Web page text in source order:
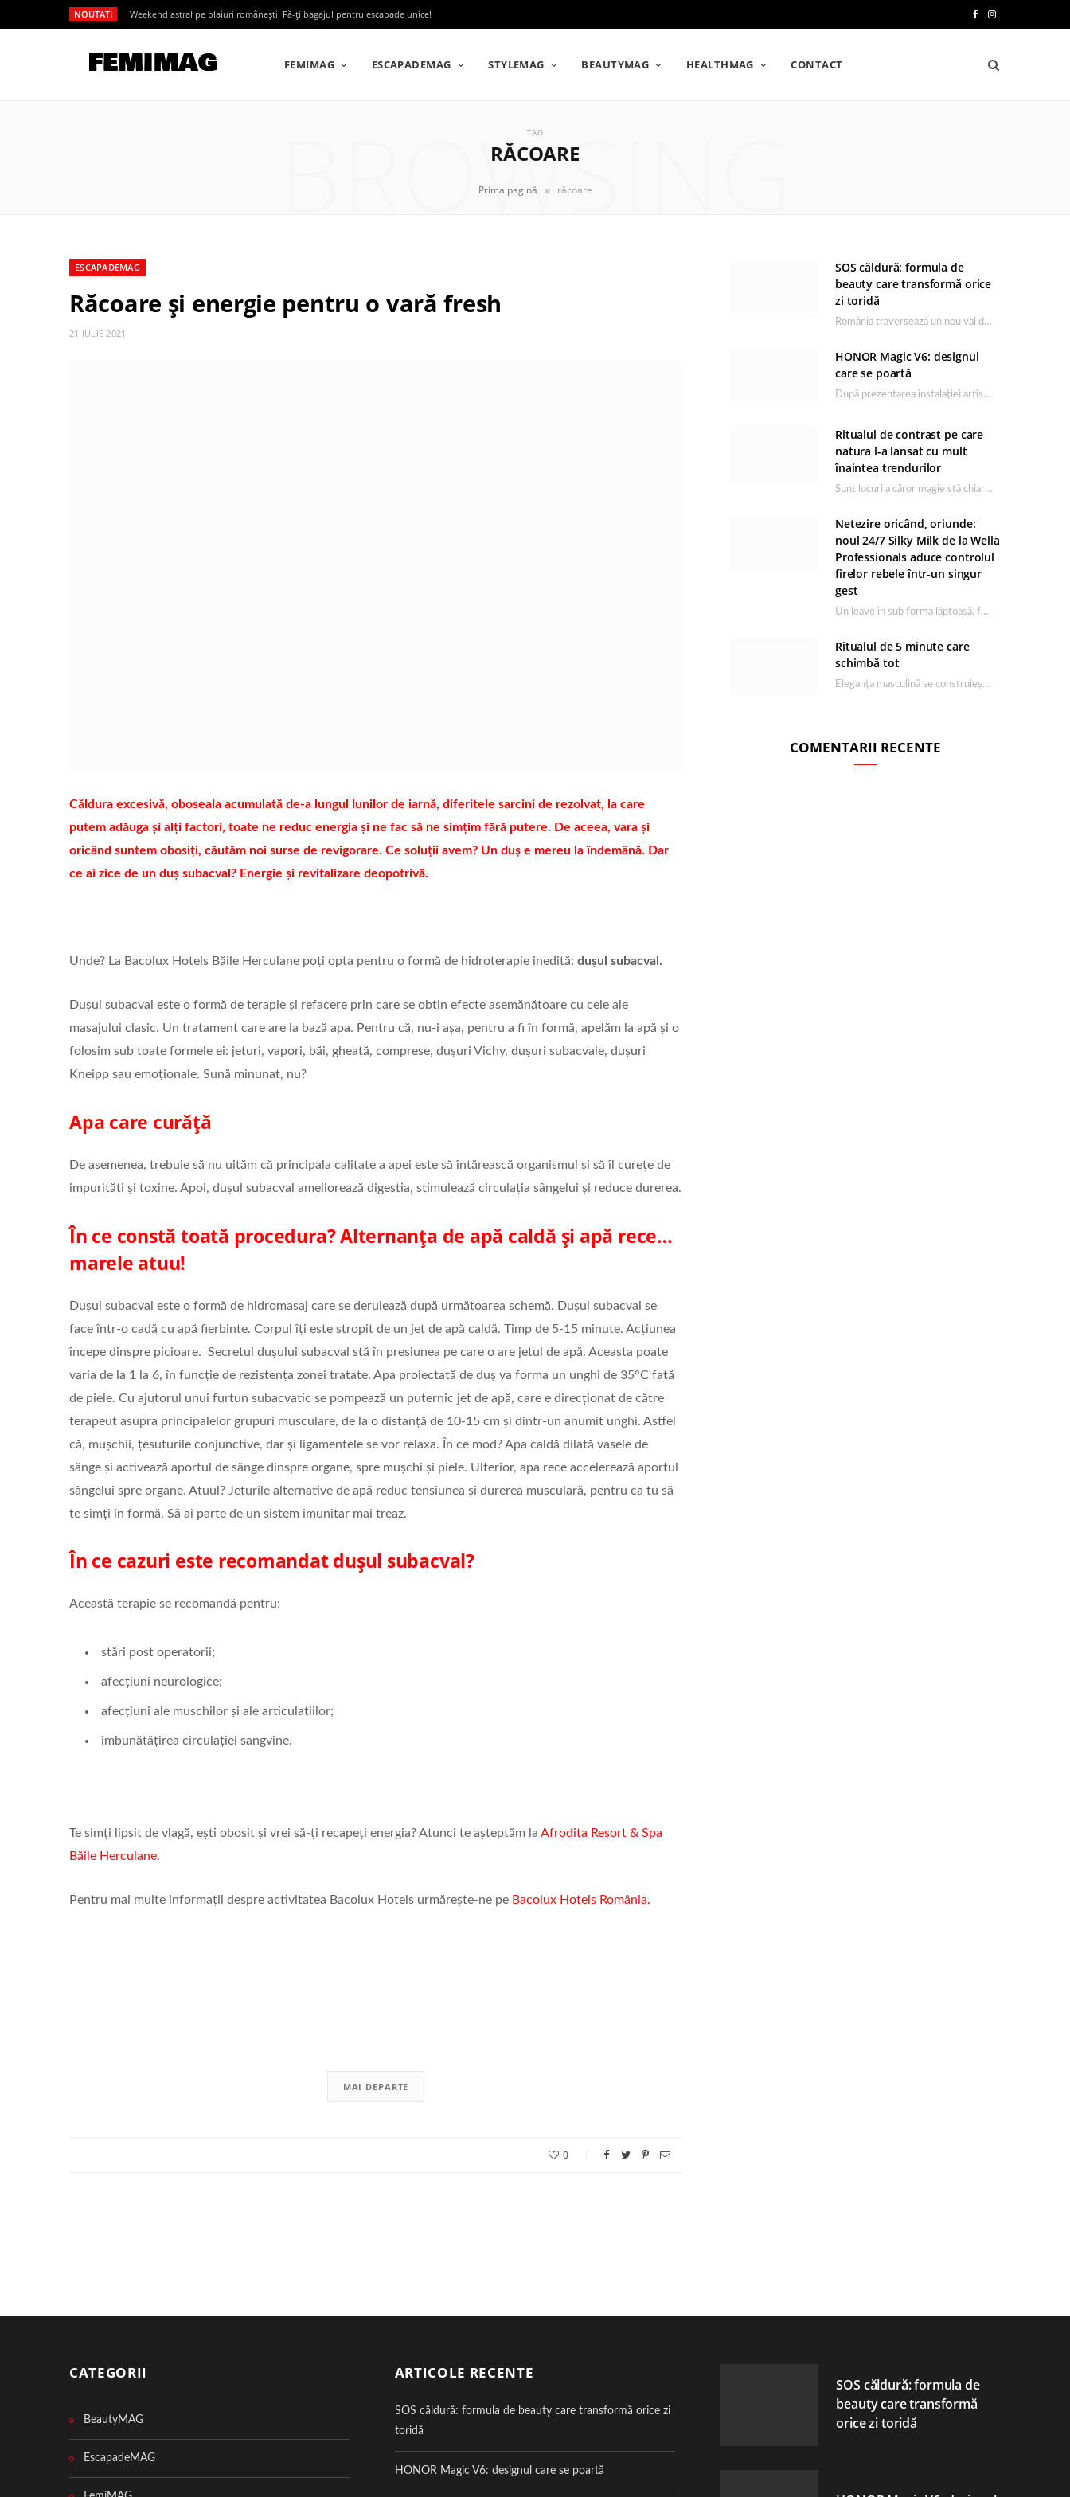
NOUTATI Weekend astral pe plaiuri românești. Fă-ți bagajul pentru escapade unice!
e
I
s
t
FEMIMAG ESCAPADEMAG STYLEMAG BEAUTYMAG HEALTHMAG CONTACT
TAG
RĂCOARE
BROWSING
Prima pagină » răcoare
ESCAPADEMAG
Răcoare și energie pentru o vară fresh
21 IULIE 2021
Căldura excesivă, oboseala acumulată de-a lungul lunilor de iarnă, diferitele sarcini de rezolvat, la care
putem adăuga și alți factori, toate ne reduc energia și ne fac să ne simțim fără putere. De aceea, vara și
oricând suntem obosiți, căutăm noi surse de revigorare. Ce soluții avem? Un duș e mereu la îndemână. Dar
ce ai zice de un duș subacval? Energie și revitalizare deopotrivă.
Unde? La Bacolux Hotels Băile Herculane poți opta pentru o formă de hidroterapie inedită: dușul subacval.
Dușul subacval este o formă de terapie și refacere prin care se obțin efecte asemănătoare cu cele ale
masajului clasic. Un tratament care are la bază apa. Pentru că, nu-i așa, pentru a fi în formă, apelăm la apă și o
folosim sub toate formele ei: jeturi, vapori, băi, gheață, comprese, dușuri Vichy, dușuri subacvale, dușuri
Kneipp sau emoționale. Sună minunat, nu?
Apa care curăță
De asemenea, trebuie să nu uităm că principala calitate a apei este să întărească organismul și să îl curețe de
impurități și toxine. Apoi, dușul subacval ameliorează digestia, stimulează circulația sângelui și reduce durerea.
În ce constă toată procedura? Alternanța de apă caldă și apă rece…
marele atuu!
Dușul subacval este o formă de hidromasaj care se derulează după următoarea schemă. Dușul subacval se
face într-o cadă cu apă fierbinte. Corpul îți este stropit de un jet de apă caldă. Timp de 5-15 minute. Acțiunea
începe dinspre picioare. Secretul dușului subacval stă în presiunea pe care o are jetul de apă. Aceasta poate
varia de la 1 la 6, în funcție de rezistența zonei tratate. Apa proiectată de duș va forma un unghi de 35°C față
de piele. Cu ajutorul unui furtun subacvatic se pompează un puternic jet de apă, care e direcționat de către
terapeut asupra principalelor grupuri musculare, de la o distanță de 10-15 cm și dintr-un anumit unghi. Astfel
că, mușchii, țesuturile conjunctive, dar și ligamentele se vor relaxa. În ce mod? Apa caldă dilată vasele de
sânge și activează aportul de sânge dinspre organe, spre mușchi și piele. Ulterior, apa rece accelerează aportul
sângelui spre organe. Atuul? Jeturile alternative de apă reduc tensiunea și durerea musculară, pentru ca tu să
te simți în formă. Să ai parte de un sistem imunitar mai treaz.
În ce cazuri este recomandat dușul subacval?
Această terapie se recomandă pentru:
stări post operatorii;
afecțiuni neurologice;
afecțiuni ale mușchilor și ale articulațiilor;
îmbunătățirea circulației sangvine.
Te simți lipsit de vlagă, ești obosit și vrei să-ți recapeți energia? Atunci te așteptăm la Afrodita Resort & Spa
Băile Herculane.
Pentru mai multe informații despre activitatea Bacolux Hotels urmărește-ne pe Bacolux Hotels România.
MAI DEPARTE
0
SOS căldură: formula de
beauty care transformă orice
zi toridă
România traversează un nou val de căldură, iar rutina de îngrijire capătă un rol esențial…
HONOR Magic V6: designul
care se poartă
După prezentarea instalației artistice semnată de Catrinel Săbăciag în cadrul evenimentului de lansare HONOR Magic…
Ritualul de contrast pe care
natura l-a lansat cu mult
înaintea trendurilor
Sunt locuri a căror magie stă chiar în firea lor naturală, iar Lacul Ursu din…
Netezire oricând, oriunde:
noul 24/7 Silky Milk de la Wella
Professionals aduce controlul
firelor rebele într-un singur
gest
Un leave in sub forma lăptoasă, fără clătire care completează rutina Ultimate Smooth și transformă…
Ritualul de 5 minute care
schimbă tot
Eleganța masculină se construiește dimineața, în câteva minute și cu produsele potrivite. O rutină de…
COMENTARII RECENTE
CATEGORII
BeautyMAG
EscapadeMAG
ARTICOLE RECENTE
SOS căldură: formula de beauty care transformă orice zi
toridă
HONOR Magic V6: designul care se poartă
SOS căldură: formula de
beauty care transformă
orice zi toridă